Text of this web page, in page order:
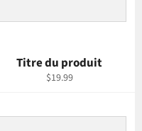
Titre du produit
$19.99